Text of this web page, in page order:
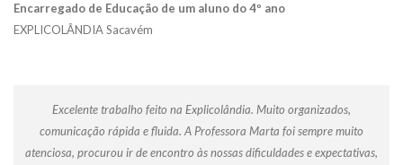
Encarregado de Educação de um aluno do 4º ano
EXPLICOLÂNDIA Sacavém
Excelente trabalho feito na Explicolândia. Muito organizados,
comunicação rápida e fluida. A Professora Marta foi sempre muito
atenciosa, procurou ir de encontro às nossas dificuldades e expectativas,